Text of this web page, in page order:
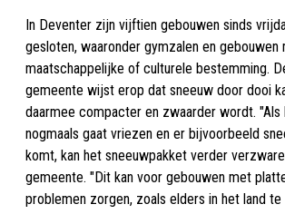
In Deventer zijn vijftien gebouwen sinds
gesloten, waaronder gymzalen en gebouwen
maatschappelijke of culturele bestemming.
gemeente wijst erop dat sneeuw door dooi
daarmee compacter en zwaarder wordt. "Als
nogmaals gaat vriezen en er bijvoorbeeld
komt, kan het sneeuwpakket verder
gemeente. "Dit kan voor gebouwen met
problemen zorgen, zoals elders in het land